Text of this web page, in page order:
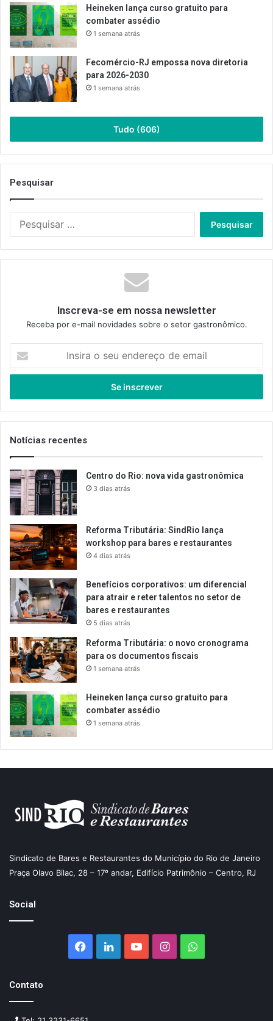
Heineken lança curso gratuito para
combater assédio
1 semana atrás
Fecomércio-RJ empossa nova diretoria
para 2026-2030
1 semana atrás
Tudo (606)
Pesquisar
Inscreva-se em nossa newsletter
Receba por e-mail novidades sobre o setor gastronômico.
seu
de
email
Notícias recentes
Centro do Rio: nova vida gastronômica
3 dias atrás
Reforma Tributária: SindRio lança
workshop para bares e restaurantes
4 dias atrás
Benefícios corporativos: um diferencial
para atrair e reter talentos no setor de
bares e restaurantes
5 dias atrás
Reforma Tributária: o novo cronograma
para os documentos fiscais
1 semana atrás
Heineken lança curso gratuito para
combater assédio
1 semana atrás
Sindicato de Bares e Restaurantes do Município do Rio de Janeiro
Praça Olavo Bilac, 28 – 17º andar, Edifício Patrimônio – Centro, RJ
Social
Facebook
LinkedinYouTubeInstagramWhatsApp
Contato